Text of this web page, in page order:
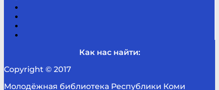
Как нас найти:
Copyright © 2017
Молодёжная библиотека Республики Коми